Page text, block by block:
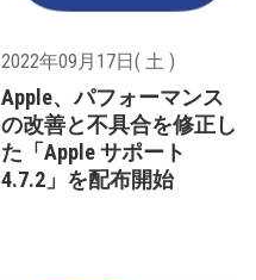
2022年09月17日( 土 )
Apple、パフォーマンス
の改善と不具合を修正し
た「Apple サポート
4.7.2」を配布開始